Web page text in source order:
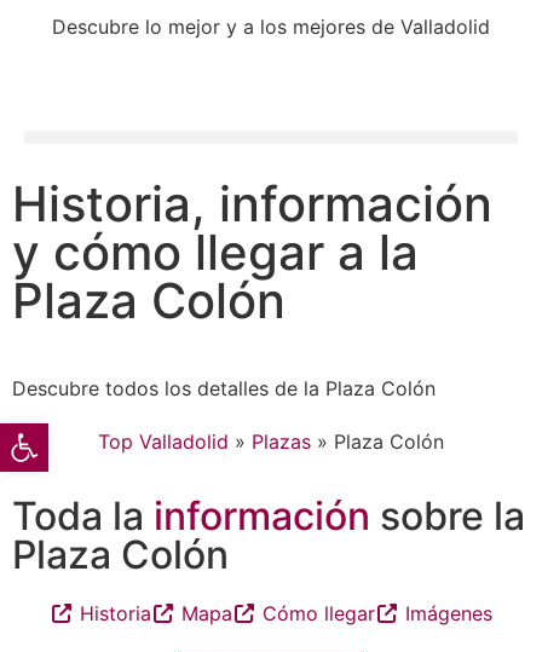
Abrir barra de herramientas
Descubre lo mejor y a los mejores de Valladolid
Historia, información
y cómo llegar a la
Plaza Colón
Descubre todos los detalles de la Plaza Colón
Top Valladolid » Plazas » Plaza Colón
Toda la información sobre la
Plaza Colón
Historia Mapa Cómo llegar Imágenes